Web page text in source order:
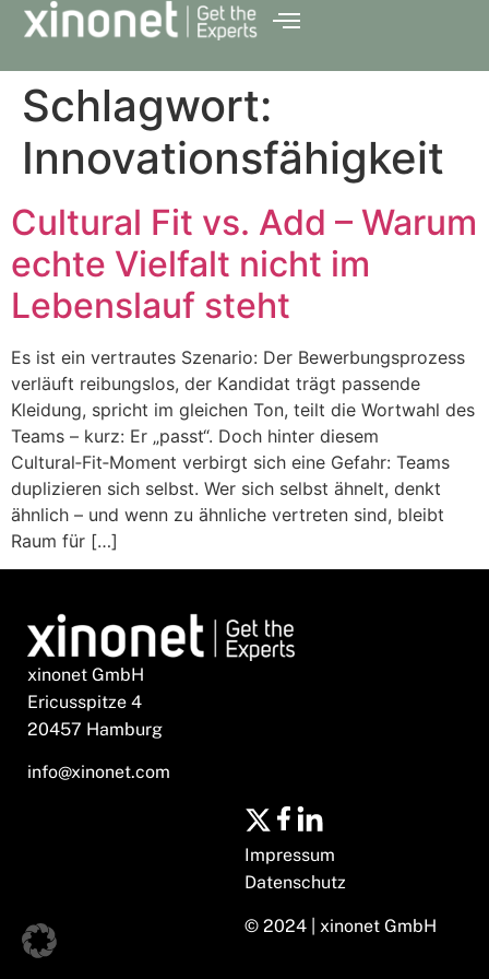
Schlagwort:
Innovationsfähigkeit
Cultural Fit vs. Add – Warum
echte Vielfalt nicht im
Lebenslauf steht
Es ist ein vertrautes Szenario: Der Bewerbungsprozess
verläuft reibungslos, der Kandidat trägt passende
Kleidung, spricht im gleichen Ton, teilt die Wortwahl des
Teams – kurz: Er „passt“. Doch hinter diesem
Cultural‑Fit‑Moment verbirgt sich eine Gefahr: Teams
duplizieren sich selbst. Wer sich selbst ähnelt, denkt
ähnlich – und wenn zu ähnliche vertreten sind, bleibt
Raum für […]
xinonet GmbH
Ericusspitze 4
20457 Hamburg
info@xinonet.com
Impressum
Datenschutz
© 2024 | xinonet GmbH